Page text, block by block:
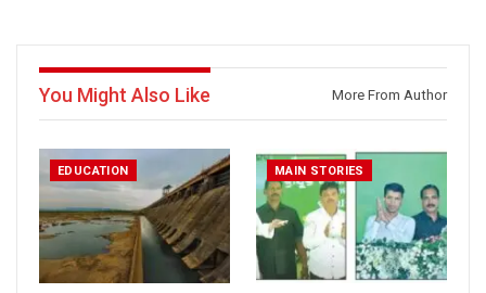
You Might Also Like More From Author
EDUCATION MAIN STORIES